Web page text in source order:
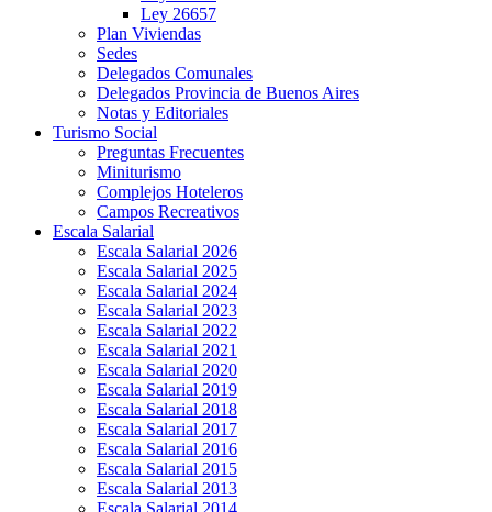
Ley 26657
Plan Viviendas
Sedes
Delegados Comunales
Delegados Provincia de Buenos Aires
Notas y Editoriales
Turismo Social
Preguntas Frecuentes
Miniturismo
Complejos Hoteleros
Campos Recreativos
Escala Salarial
Escala Salarial 2026
Escala Salarial 2025
Escala Salarial 2024
Escala Salarial 2023
Escala Salarial 2022
Escala Salarial 2021
Escala Salarial 2020
Escala Salarial 2019
Escala Salarial 2018
Escala Salarial 2017
Escala Salarial 2016
Escala Salarial 2015
Escala Salarial 2013
Escala Salarial 2014